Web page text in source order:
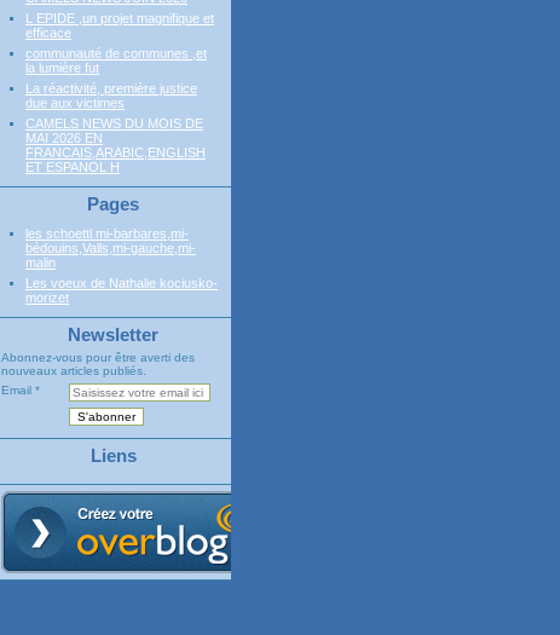
L EPIDE ,un projet magnifique et
efficace
communauté de communes ,et
la lumière fut
La réactivité, première justice
due aux victimes
CAMELS NEWS DU MOIS DE
MAI 2026 EN
FRANCAIS,ARABIC,ENGLISH
ET ESPANOL H
Pages
les schoettl mi-barbares,mi-
bédouins,Valls,mi-gauche,mi-
malin
Les voeux de Nathalie kociusko-
morizet
Newsletter
Abonnez-vous pour être averti des
nouveaux articles publiés.
Email
Liens